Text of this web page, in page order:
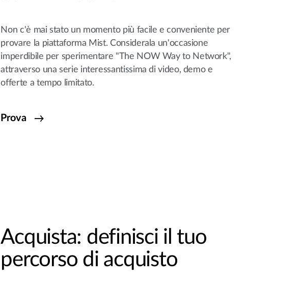
Non c'è mai stato un momento più facile e conveniente per
provare la piattaforma Mist. Considerala un'occasione
imperdibile per sperimentare "The NOW Way to Network",
attraverso una serie interessantissima di video, demo e
offerte a tempo limitato.
Prova
Acquista: definisci il tuo
percorso di acquisto